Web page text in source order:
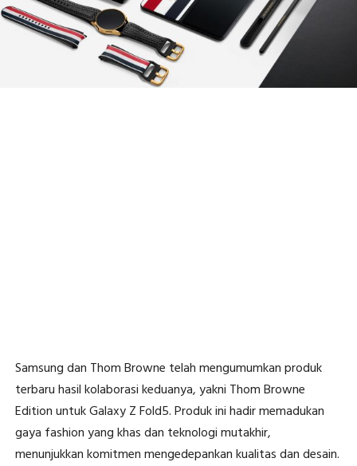
Samsung dan Thom Browne telah mengumumkan produk
terbaru hasil kolaborasi keduanya, yakni Thom Browne
Edition untuk Galaxy Z Fold5. Produk ini hadir memadukan
gaya fashion yang khas dan teknologi mutakhir,
menunjukkan komitmen mengedepankan kualitas dan desain.